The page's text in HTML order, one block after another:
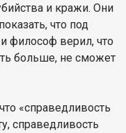
и кражи. Они
что под
философ верил, что
больше, не сможет
«справедливость
справедливость